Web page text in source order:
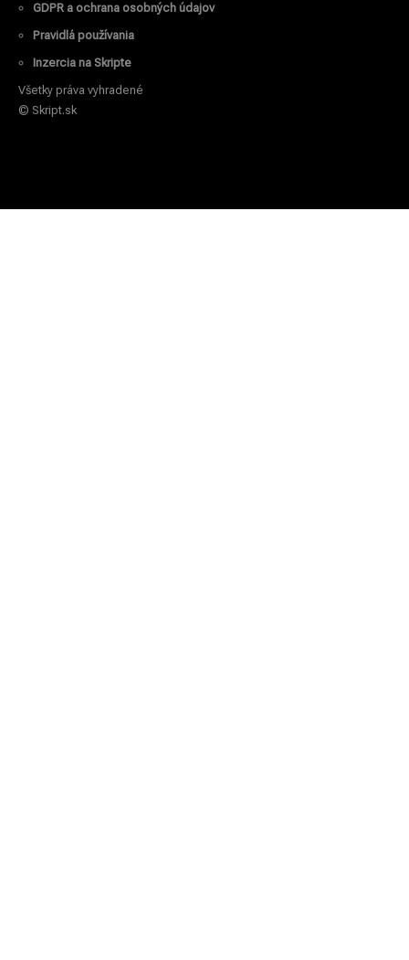
GDPR a ochrana osobných údajov
Pravidlá používania
Inzercia na Skripte
Všetky práva vyhradené
© Skript.sk